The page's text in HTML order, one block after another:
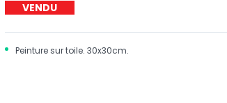
VENDU
Peinture sur toile. 30x30cm.